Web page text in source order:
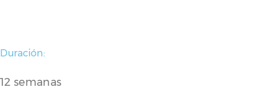
Duración:
12 semanas